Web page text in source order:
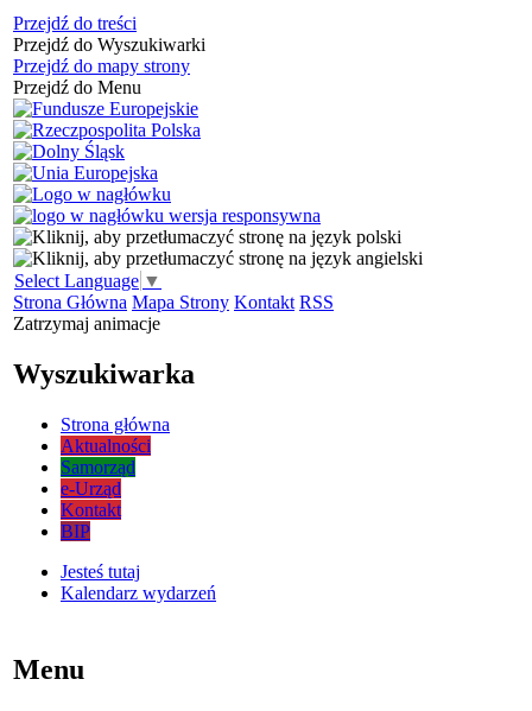
Przejdź do treści
Przejdź do Wyszukiwarki
Przejdź do mapy strony
Przejdź do Menu
Select Language ▼
Strona Główna Mapa Strony Kontakt RSS
Zatrzymaj animacje
Wyszukiwarka
Strona główna
Aktualności
Samorząd
e-Urząd
Kontakt
BIP
Jesteś tutaj
Kalendarz wydarzeń
Menu